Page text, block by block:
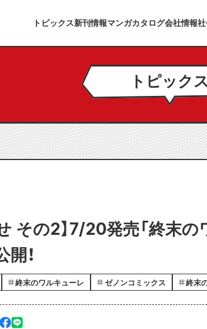
トピックス新刊情報マンガカタログ会社情報
トピックス
その2】7/20発売「終末
開！
終末のワルキューレ ゼノンコミックス 終末